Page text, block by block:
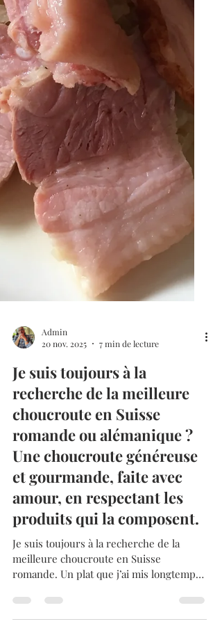
Admin
Je suis toujours à la
recherche de la meilleure
choucroute en Suisse
romande ou alémanique ?
Une choucroute généreuse
et gourmande, faite avec
amour, en respectant les
produits qui la composent.
Je suis toujours à la recherche de la
meilleure choucroute en Suisse